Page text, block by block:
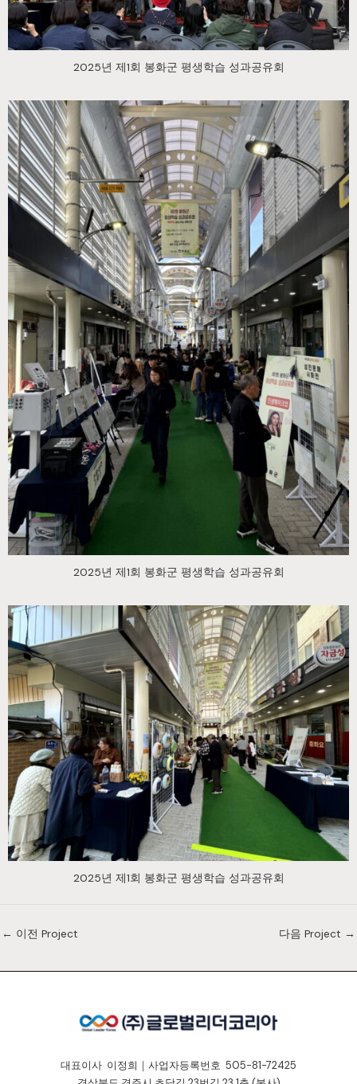
2025년 제1회 봉화군 평생학습 성과공유회
2025년 제1회 봉화군 평생학습 성과공유회
2025년 제1회 봉화군 평생학습 성과공유회
← 이전 Project 다음 Project →
대표이사 이정희｜사업자등록번호 505-81-72425